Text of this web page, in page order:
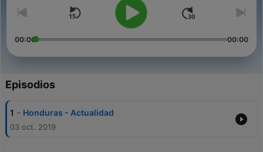
00:00 00:00
Episodios
1 - Honduras - Actualidad
03 oct. 2019